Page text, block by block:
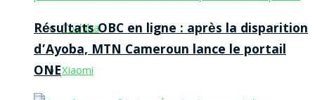
Toshiba
Xiaomi
Résultats OBC en ligne : après la disparition
d’Ayoba, MTN Cameroun lance le portail
ONE